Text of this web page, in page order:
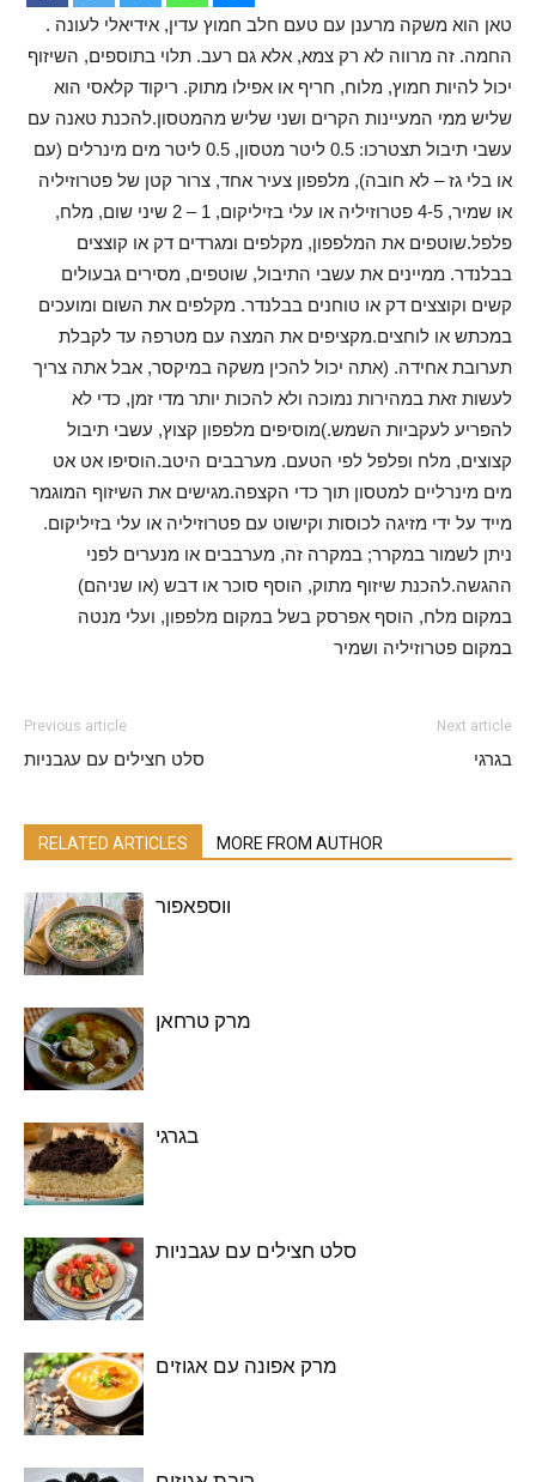
. טאן הוא משקה מרענן עם טעם חלב חמוץ עדין, אידיאלי לעונה
החמה. זה מרווה לא רק צמא, אלא גם רעב. תלוי בתוספים, השיזוף
יכול להיות חמוץ, מלוח, חריף או אפילו מתוק. ריקוד קלאסי הוא
שליש ממי המעיינות הקרים ושני שליש מהמטסון.להכנת טאנה עם
עשבי תיבול תצטרכו: 0.5 ליטר מטסון, 0.5 ליטר מים מינרלים (עם
או בלי גז – לא חובה), מלפפון צעיר אחד, צרור קטן של פטרוזיליה
או שמיר, 4-5 פטרוזיליה או עלי בזיליקום, 1 – 2 שיני שום, מלח,
פלפל.שוטפים את המלפפון, מקלפים ומגרדים דק או קוצצים
בבלנדר. ממיינים את עשבי התיבול, שוטפים, מסירים גבעולים
קשים וקוצצים דק או טוחנים בבלנדר. מקלפים את השום ומועכים
במכתש או לוחצים.מקציפים את המצה עם מטרפה עד לקבלת
תערובת אחידה. (אתה יכול להכין משקה במיקסר, אבל אתה צריך
לעשות זאת במהירות נמוכה ולא להכות יותר מדי זמן, כדי לא
להפריע לעקביות השמש.)מוסיפים מלפפון קצוץ, עשבי תיבול
קצוצים, מלח ופלפל לפי הטעם. מערבבים היטב.הוסיפו אט אט
מים מינרליים למטסון תוך כדי הקצפה.מגישים את השיזוף המוגמר
מייד על ידי מזיגה לכוסות וקישוט עם פטרוזיליה או עלי בזיליקום.
ניתן לשמור במקרר; במקרה זה, מערבבים או מנערים לפני
ההגשה.להכנת שיזוף מתוק, הוסף סוכר או דבש (או שניהם)
במקום מלח, הוסף אפרסק בשל במקום מלפפון, ועלי מנטה
במקום פטרוזיליה ושמיר
Previous article
סלט חצילים עם עגבניות
Next article
בגרגי
RELATED ARTICLES MORE FROM AUTHOR
ווספאפור
מרק טרחאן
בגרגי
סלט חצילים עם עגבניות
מרק אפונה עם אגוזים